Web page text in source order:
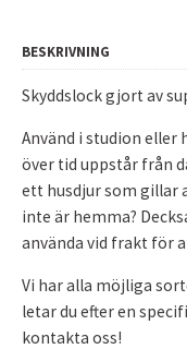
BESKRIVNING
Skyddslock gjort av
Använd i studion eller
över tid uppstår från
ett husdjur som gillar
inte är hemma?
använda vid frakt för
Vi har alla möjliga
letar du efter en
kontakta oss!